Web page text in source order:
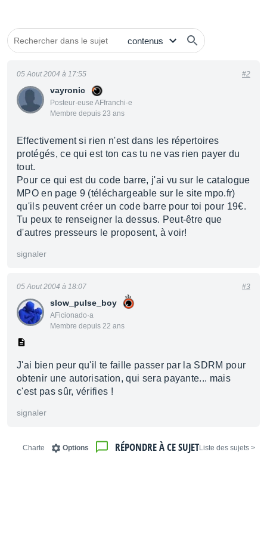
vayronic
Posteur·euse AFfranchi·e
Membre depuis 23 ans
05 Aout 2004 à 17:55 #2
Effectivement si rien n'est dans les répertoires
protégés, ce qui est ton cas tu ne vas rien payer du
tout.
Pour ce qui est du code barre, j'ai vu sur le catalogue
MPO en page 9 (téléchargeable sur le site mpo.fr)
qu'ils peuvent créer un code barre pour toi pour 19€.
Tu peux te renseigner la dessus. Peut-être que
d'autres presseurs le proposent, à voir!
signaler
slow_pulse_boy
AFicionado·a
Membre depuis 22 ans
05 Aout 2004 à 18:07 #3
J'ai bien peur qu'il te faille passer par la SDRM pour
obtenir une autorisation, qui sera payante... mais
c'est pas sûr, vérifies !
signaler
< Liste des sujets
RÉPONDRE À CE SUJET
Options
Charte